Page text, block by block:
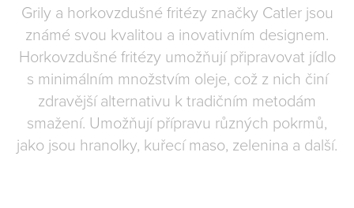
Grily a horkovzdušné fritézy značky Catler jsou
známé svou kvalitou a inovativním designem.
Horkovzdušné fritézy umožňují připravovat jídlo
s minimálním množstvím oleje, což z nich činí
zdravější alternativu k tradičním metodám
smažení. Umožňují přípravu různých pokrmů,
jako jsou hranolky, kuřecí maso, zelenina a další.